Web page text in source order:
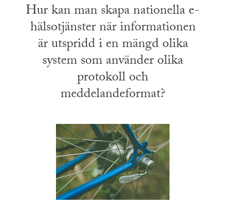
Hur kan man skapa nationella e-
hälsotjänster när informationen
är utspridd i en mängd olika
system som använder olika
protokoll och
meddelandeformat?